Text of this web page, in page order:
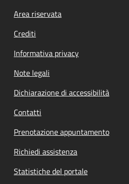
Footer menu
Area riservata
Crediti
Informativa privacy
Note legali
Dichiarazione di accessibilità
Contatti
Prenotazione appuntamento
Richiedi assistenza
Statistiche del portale